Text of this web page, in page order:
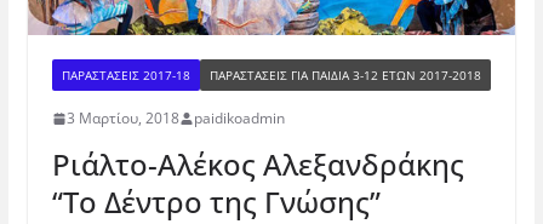
ΠΑΡΑΣΤΑΣΕΙΣ 2017-18 ΠΑΡΑΣΤΆΣΕΙΣ ΓΙΑ ΠΑΙΔΙΆ 3-12 ΕΤΏΝ 2017-2018
3 Μαρτίου, 2018 paidikoadmin
Ριάλτο-Αλέκος Αλεξανδράκης
“Το Δέντρο της Γνώσης”